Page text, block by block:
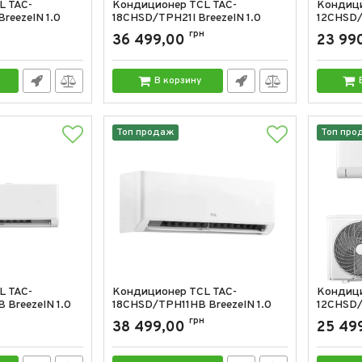
TAC-
1.0
TPH21I
Кондиционер TCL TAC-
18CHSD/TPH21I BreezeIN 1.0
18000 BTU
Артикул: TAC-18CHSD/TPH21I
36 499,00 грн
В корзину
12000
Артикул:
23
TAC-
BreezeIN 1.0
TPH11HB
Топ продаж
Кондиционер TCL TAC-
18CHSD/TPH11HB BreezeIN 1.0
18000 BTU
Артикул: TAC-18CHSD/TPH11HB
38 499,00 грн
Топ
12000
Артикул:
25